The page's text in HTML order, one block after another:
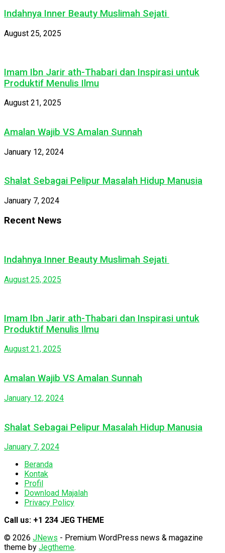
Indahnya Inner Beauty Muslimah Sejati
August 25, 2025
Imam Ibn Jarir ath-Thabari dan Inspirasi untuk
Produktif Menulis Ilmu
August 21, 2025
Amalan Wajib VS Amalan Sunnah
January 12, 2024
Shalat Sebagai Pelipur Masalah Hidup Manusia
January 7, 2024
Recent News
Indahnya Inner Beauty Muslimah Sejati
August 25, 2025
Imam Ibn Jarir ath-Thabari dan Inspirasi untuk
Produktif Menulis Ilmu
August 21, 2025
Amalan Wajib VS Amalan Sunnah
January 12, 2024
Shalat Sebagai Pelipur Masalah Hidup Manusia
January 7, 2024
Beranda
Kontak
Profil
Download Majalah
Privacy Policy
Call us: +1 234 JEG THEME
© 2026 JNews - Premium WordPress news & magazine
theme by Jegtheme.